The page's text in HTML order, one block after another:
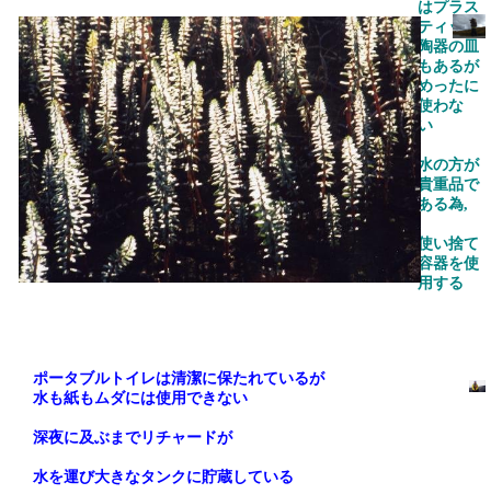
ポータブルトイレは清潔に保たれているが
水も紙もムダには使用できない
深夜に及ぶまでリチャードが
水を運び大きなタンクに貯蔵している
はプラス
ティック
陶器の皿
もあるが
めったに
使わな
い
水の方が
貴重品で
ある為,
使い捨て
容器を使
用する